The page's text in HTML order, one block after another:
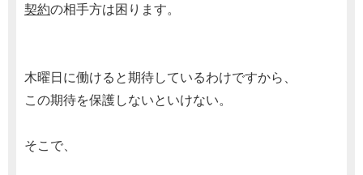
契約の相手方は困ります。
木曜日に働けると期待しているわけですから、
この期待を保護しないといけない。
そこで、